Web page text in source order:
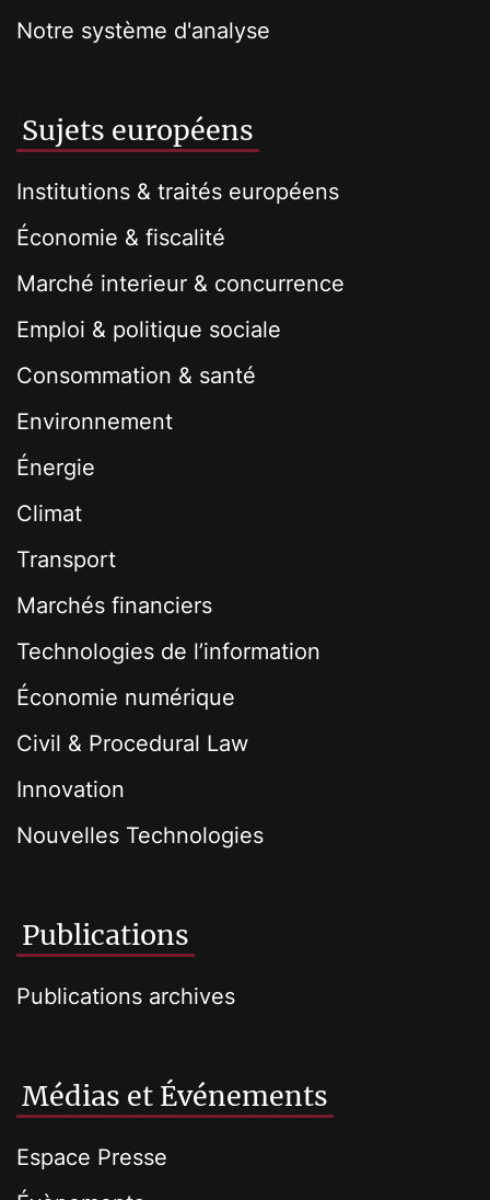
Notre système d'analyse
Sujets européens
Institutions & traités européens
Économie & fiscalité
Marché interieur & concurrence
Emploi & politique sociale
Consommation & santé
Environnement
Énergie
Climat
Transport
Marchés financiers
Technologies de l’information
Économie numérique
Civil & Procedural Law
Innovation
Nouvelles Technologies
Publications
Publications archives
Médias et Événements
Espace Presse